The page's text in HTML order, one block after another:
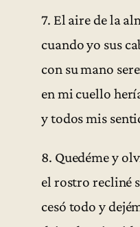
7. El aire de la
cuando yo sus
con su mano
en mi cuello
y todos mis
8. Quedéme y
el rostro recliné
cesó todo y